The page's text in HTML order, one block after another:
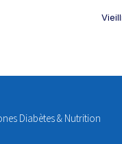
Diabètes & Nutrition